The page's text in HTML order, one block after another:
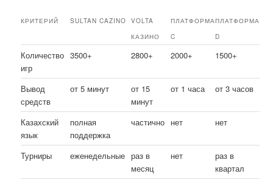
КРИТЕРИЙ SULTAN CAZINO
VOLTA
КАЗИНО
ПЛАТФОРМА
C
ПЛАТФОРМА
D
Количество
игр
3500+ 2800+ 2000+ 1500+
Вывод
средств
от 5 минут
от 15
минут
от 1 часа от 3 часов
Казахский
язык
полная
поддержка
частично нет нет
Турниры еженедельные раз в
месяц
нет
раз в
квартал